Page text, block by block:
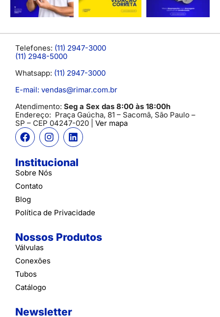
Telefones: (11) 2947-3000
(11) 2948-5000
Whatsapp: (11) 2947-3000
E-mail: vendas@rimar.com.br
Atendimento: Seg a Sex das 8:00 às 18:00h
Endereço: Praça Gaúcha, 81 – Sacomã, São Paulo –
SP – CEP 04247-020 | Ver mapa
Institucional
Sobre Nós
Contato
Blog
Política de Privacidade
Nossos Produtos
Válvulas
Conexões
Tubos
Catálogo
Newsletter